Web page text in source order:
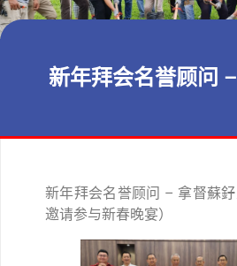
新年拜会名誉顾问
新年拜会名誉顾问 – 拿督蘇
邀请参与新春晚宴）